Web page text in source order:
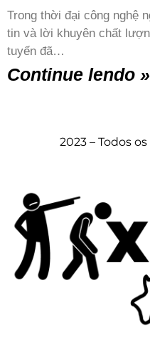
Trong thời đại công nghệ
tin và lời khuyên chất
tuyến đã…
Continue lendo »
2023 – Todos